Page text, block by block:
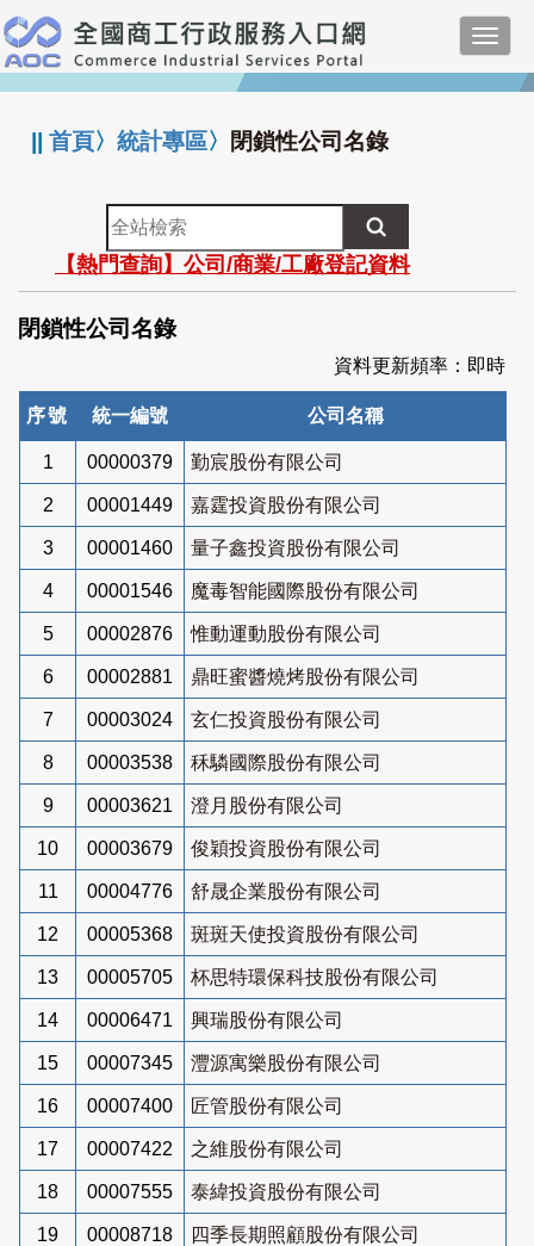
跳
到
主
要
:::
||首頁〉統計專區〉 閉鎖性公司名錄
全
站
檢
索
【熱門查詢】公司/商業/工廠登記資料
閉鎖性公司名錄
資料更新頻率：即時
序號 統一編號 公司名稱
1 00000379 勤宸股份有限公司
2 00001449 嘉霆投資股份有限公司
3 00001460 量子鑫投資股份有限公司
4 00001546 魔毒智能國際股份有限公司
5 00002876 惟動運動股份有限公司
6 00002881 鼎旺蜜醬燒烤股份有限公司
7 00003024 玄仁投資股份有限公司
8 00003538 秝驎國際股份有限公司
9 00003621 澄月股份有限公司
10 00003679 俊穎投資股份有限公司
11 00004776 舒晟企業股份有限公司
12 00005368 斑斑天使投資股份有限公司
13 00005705 杯思特環保科技股份有限公司
14 00006471 興瑞股份有限公司
15 00007345 灃源寓樂股份有限公司
16 00007400 匠管股份有限公司
17 00007422 之維股份有限公司
18 00007555 泰緯投資股份有限公司
19 00008718 四季長期照顧股份有限公司